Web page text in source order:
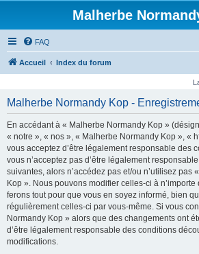
Malherbe
FAQ
Accueil Index du forum
Malherbe Normandy Kop -
En accédant à « Malherbe Normandy Kop »
« notre », « nos », « Malherbe Normandy Kop », «
vous acceptez d’être légalement responsable des
vous n’acceptez pas d’être légalement
suivantes, alors n’accédez pas et/ou n’utilisez pas
Kop ». Nous pouvons modifier celles-ci à
ferons tout pour que vous en soyez informé, bien
régulièrement celles-ci par vous-même. Si vous
Normandy Kop » alors que des changements ont
d’être légalement responsable des conditions
modifications.